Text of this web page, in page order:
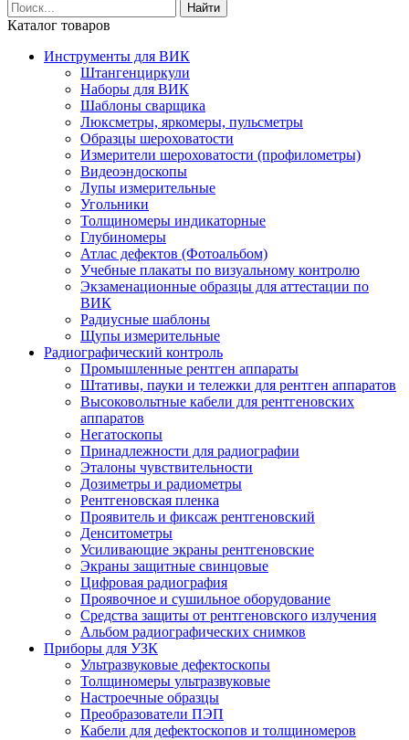
Найти
Каталог товаров
Инструменты для ВИК
Штангенциркули
Наборы для ВИК
Шаблоны сварщика
Люксметры, яркомеры, пульсметры
Образцы шероховатости
Измерители шероховатости (профилометры)
Видеоэндоскопы
Лупы измерительные
Угольники
Толщиномеры индикаторные
Глубиномеры
Атлас дефектов (Фотоальбом)
Учебные плакаты по визуальному контролю
Экзаменационные образцы для аттестации по
ВИК
Радиусные шаблоны
Щупы измерительные
Радиографический контроль
Промышленные рентген аппараты
Штативы, пауки и тележки для рентген аппаратов
Высоковольтные кабели для рентгеновских
аппаратов
Негатоскопы
Принадлежности для радиографии
Эталоны чувствительности
Дозиметры и радиометры
Рентгеновская пленка
Проявитель и фиксаж рентгеновский
Денситометры
Усиливающие экраны рентгеновские
Экраны защитные свинцовые
Цифровая радиография
Проявочное и сушильное оборудование
Средства защиты от рентгеновского излучения
Альбом радиографических снимков
Приборы для УЗК
Ультразвуковые дефектоскопы
Толщиномеры ультразвуковые
Настроечные образцы
Преобразователи ПЭП
Кабели для дефектоскопов и толщиномеров